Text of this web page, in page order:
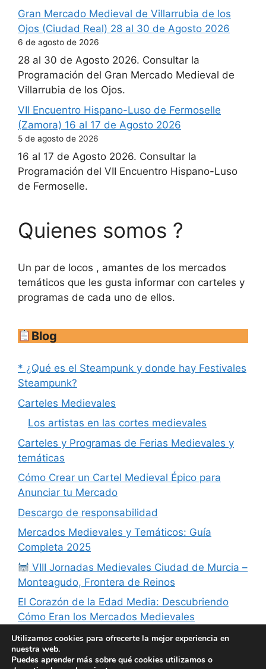
Gran Mercado Medieval de Villarrubia de los
Ojos (Ciudad Real) 28 al 30 de Agosto 2026
6 de agosto de 2026
28 al 30 de Agosto 2026. Consultar la
Programación del Gran Mercado Medieval de
Villarrubia de los Ojos.
VII Encuentro Hispano-Luso de Fermoselle
(Zamora) 16 al 17 de Agosto 2026
5 de agosto de 2026
16 al 17 de Agosto 2026. Consultar la
Programación del VII Encuentro Hispano-Luso
de Fermoselle.
Quienes somos ?
Un par de locos , amantes de los mercados
temáticos que les gusta informar con carteles y
programas de cada uno de ellos.
Blog
* ¿Qué es el Steampunk y donde hay Festivales
Steampunk?
Carteles Medievales
Los artistas en las cortes medievales
Carteles y Programas de Ferias Medievales y
temáticas
Cómo Crear un Cartel Medieval Épico para
Anunciar tu Mercado
Descargo de responsabilidad
Mercados Medievales y Temáticos: Guía
Completa 2025
VIII Jornadas Medievales Ciudad de Murcia –
Monteagudo, Frontera de Reinos
El Corazón de la Edad Media: Descubriendo
Cómo Eran los Mercados Medievales
Cómo Hacer un Cartel Medieval Auténtico
Utilizamos cookies para ofrecerte la mejor experiencia en
nuestra web.
Puedes aprender más sobre qué cookies utilizamos o